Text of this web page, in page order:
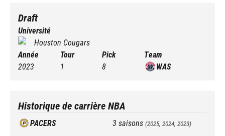
Draft
Université
Houston Cougars
Année
2023
Tour
1
Pick
8
Team
WAS
Historique de carrière NBA
PACERS 3saisons (2025, 2024, 2023)